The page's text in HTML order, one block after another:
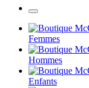
Femmes
Hommes
Enfants